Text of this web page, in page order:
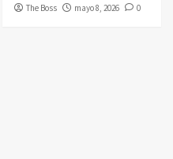
The Boss mayo 8, 2026 0